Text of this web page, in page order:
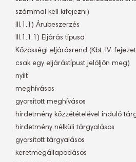
számmal kell kifejezni)
III.1.1) Árubeszerzés
III.1.1.1) Eljárás típusa
Közösségi eljárásrend (Kbt. IV.
csak egy eljárástípust jelöljön meg)
nyílt
meghívásos
gyorsított meghívásos
hirdetmény közzétételével induló
hirdetmény nélküli tárgyalásos
gyorsított tárgyalásos
keretmegállapodásos